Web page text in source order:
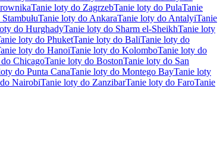
Tanie loty do ZagrzebTanie loty do PulaTanie
Tanie loty do AnkaraTanie loty do AntalyiTanie
do HurghadyTanie loty do Sharm el-SheikhTanie loty
loty do PhuketTanie loty do BaliTanie loty do
loty do HanoiTanie loty do KolomboTanie loty do
ChicagoTanie loty do BostonTanie loty do San
do Punta CanaTanie loty do Montego BayTanie loty
NairobiTanie loty do ZanzibarTanie loty do FaroTanie